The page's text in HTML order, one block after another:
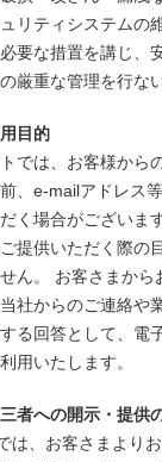
リティシステムの
要な措置を講じ、
厳重な管理を行な
目的
では、お客様から
、e-mailアドレス
く場合がございま
提供いただく際の
ん。 お客さまから
社からのご連絡や
る回答として、電
用いたします。
者への開示・提供
は、お客さまより